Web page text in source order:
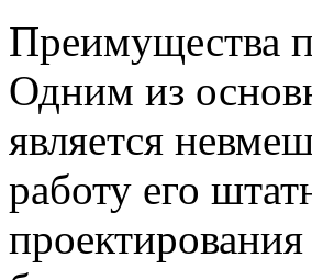
Преимущества
Одним из
является
работу его